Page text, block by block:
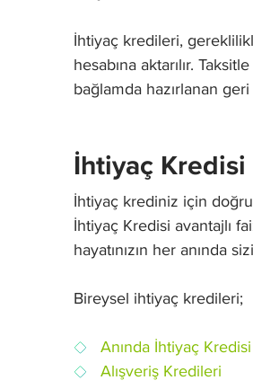
İhtiyaç kredileri,
hesabına aktarılır.
bağlamda hazırlanan
İhtiyaç Kredisi
İhtiyaç krediniz için doğru
İhtiyaç Kredisi avantajlı
hayatınızın her anında
Bireysel ihtiyaç kredileri;
Anında İhtiyaç Kredisi
Alışveriş Kredileri